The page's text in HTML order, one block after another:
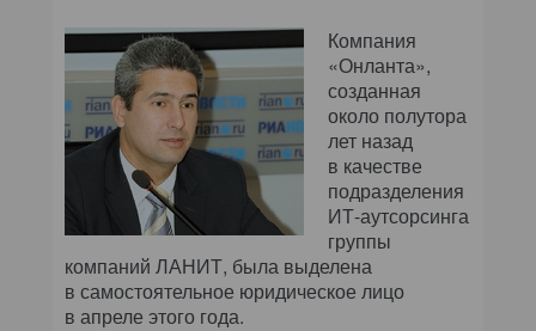
Компания
«Онланта»,
созданная
около полутора
лет назад
в качестве
подразделения
ИТ-аутсорсинга
группы
компаний ЛАНИТ, была выделена
в самостоятельное юридическое лицо
в апреле этого года.